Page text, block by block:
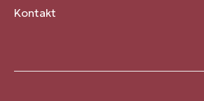
Kontakt